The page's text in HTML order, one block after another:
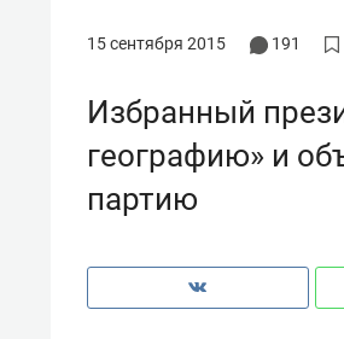
15 сентября 2015 191
Избранный
географию» и
партию